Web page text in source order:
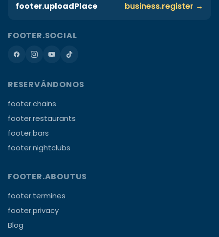
footer.uploadPlace business.register →
FOOTER.SOCIAL
RESERVÁNDONOS
footer.chains
footer.restaurants
footer.bars
footer.nightclubs
FOOTER.ABOUTUS
footer.termines
footer.privacy
Blog